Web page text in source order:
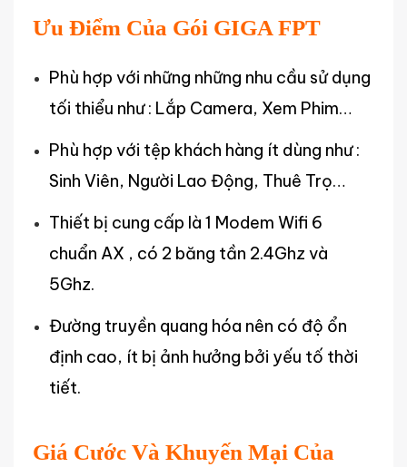
Ưu Điểm Của Gói GIGA FPT
Phù hợp với những những nhu cầu sử dụng
tối thiểu như : Lắp Camera, Xem Phim…
Phù hợp với tệp khách hàng ít dùng như :
Sinh Viên, Người Lao Động, Thuê Trọ…
Thiết bị cung cấp là 1 Modem Wifi 6
chuẩn AX , có 2 băng tần 2.4Ghz và
5Ghz.
Đường truyền quang hóa nên có độ ổn
định cao, ít bị ảnh hưởng bởi yếu tố thời
tiết.
Giá Cước Và Khuyến Mại Của